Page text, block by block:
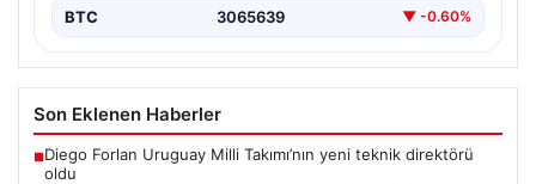
BTC 3065639 ▼ -0.60%
Son Eklenen Haberler
■Diego Forlan Uruguay Milli Takımı’nın yeni teknik direktörü
oldu